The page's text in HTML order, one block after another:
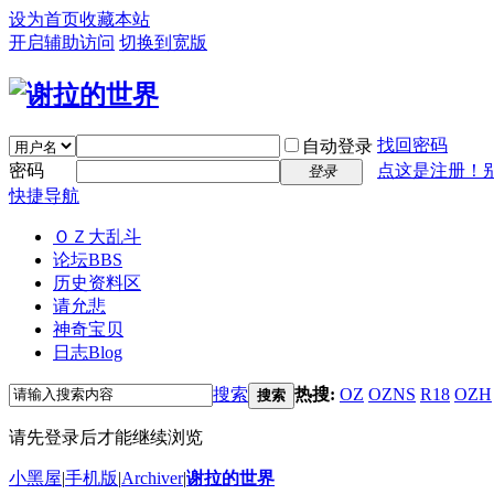
设为首页收藏本站
开启辅助访问 切换到宽版
自动登录 找回密码
密码
登录
点这是注册！
快捷导航
ＯＺ大乱斗
论坛BBS
历史资料区
请允悲
神奇宝贝
日志Blog
搜索 搜索 热搜: OZ OZNS R18 OZH
请先登录后才能继续浏览
小黑屋|手机版|Archiver|谢拉的世界